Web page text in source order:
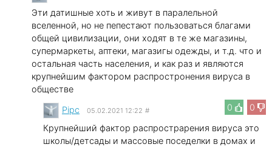
Эти датишные хоть и живут в паралельной
вселенной, но не пепестают пользоваться благами
общей цивилизации, они ходят в те же магазины,
супермаркеты, аптеки, магазигы одежды, и т.д. что и
остальная часть населения, и как раз и являются
крупнейшим фактором распростронения вируса в
обществе
0
0
Pipc 05.02.2021 12:22 #
Крупнейший фактор распрострарения вируса это
школы/детсады и массовые поседелки в домах и